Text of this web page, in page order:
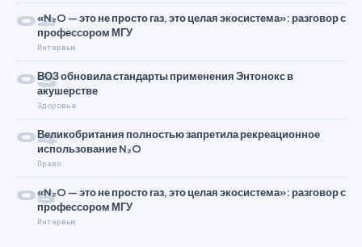
02«N₂O — это не просто газ, это целая экосистема»: разговор с
профессором МГУ
Интервью
03ВОЗ обновила стандарты применения Энтонокс в
акушерстве
Здоровье
04Великобритания полностью запретила рекреационное
использование N₂O
Право
05«N₂O — это не просто газ, это целая экосистема»: разговор с
профессором МГУ
Интервью